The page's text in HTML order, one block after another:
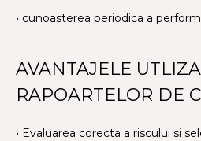
• cunoasterea periodica a
AVANTAJELE
RAPOARTELOR DE
• Evaluarea corecta a riscului si